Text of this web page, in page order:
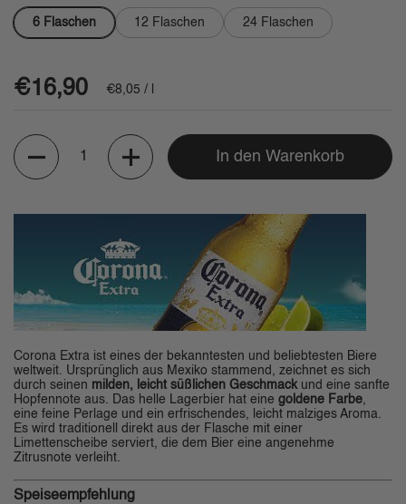
6 Flaschen 12 Flaschen 24 Flaschen
Regulärer Preis
€16,90 Stückpreis
€8,05 / l
Anzahl
In den Warenkorb
Corona Extra ist eines der bekanntesten und beliebtesten Biere
weltweit. Ursprünglich aus Mexiko stammend, zeichnet es sich
durch seinen milden, leicht süßlichen Geschmackund eine sanfte
Hopfennote aus. Das helle Lagerbier hat eine goldene Farbe,
eine feine Perlage und ein erfrischendes, leicht malziges Aroma.
Es wird traditionell direkt aus der Flasche mit einer
Limettenscheibe serviert, die dem Bier eine angenehme
Zitrusnote verleiht.
Speiseempfehlung